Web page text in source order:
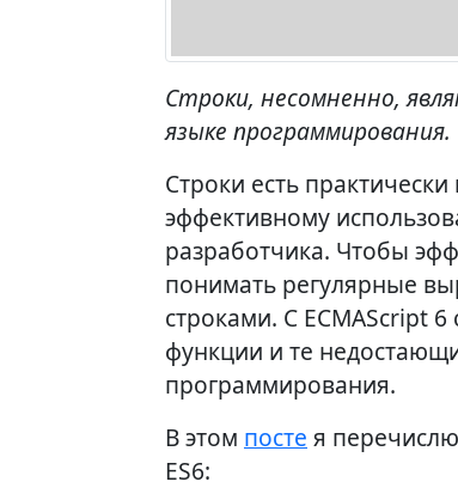
Строки, несомненно,
языке программирования.
Строки есть
эффективному
разработчика. Чтобы
понимать регулярные
строками. С ECMAScript
функции и те
программирования.
В этом посте я
ES6: